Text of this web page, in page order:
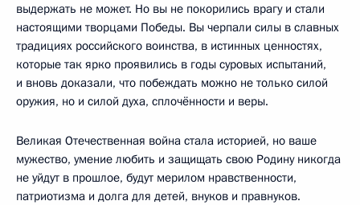
выдержать не может. Но вы не покорились врагу и стали
настоящими творцами Победы. Вы черпали силы в славных
традициях российского воинства, в истинных ценностях,
которые так ярко проявились в годы суровых испытаний,
и вновь доказали, что побеждать можно не только силой
оружия, но и силой духа, сплочённости и веры.
Великая Отечественная война стала историей, но ваше
мужество, умение любить и защищать свою Родину никогда
не уйдут в прошлое, будут мерилом нравственности,
патриотизма и долга для детей, внуков и правнуков.